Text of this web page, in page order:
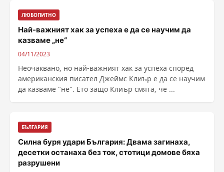
ЛЮБОПИТНО
Най-важният хак за успеха е да се научим да
казваме „не“
04/11/2023
Неочаквано, но най-важният хак за успеха според
американския писател Джеймс Клиър е да се научим
да казваме "не". Ето защо Клиър смята, че ...
БЪЛГАРИЯ
Силна буря удари България: Двама загинаха,
десетки останаха без ток, стотици домове бяха
разрушени